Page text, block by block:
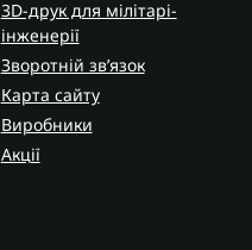
3D-друк для мілітарі-
інженерії
Зворотній зв’язок
Карта сайту
Виробники
Акції